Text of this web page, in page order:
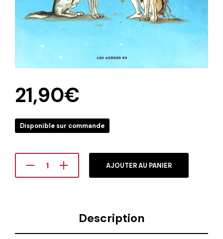
21,90€
Disponible sur commande
AJOUTER AU PANIER
Description